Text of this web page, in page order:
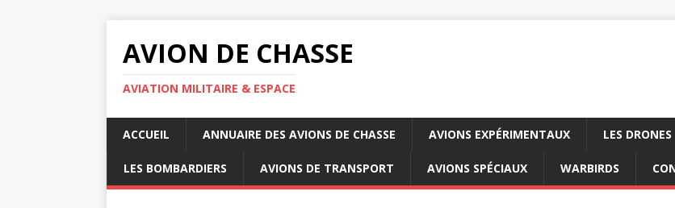
AVION DE CHASSE
AVIATION MILITAIRE & ESPACE
ACCUEIL ANNUAIRE DES AVIONS DE CHASSE AVIONS EXPÉRIMENTAUX LES DRONES
LES BOMBARDIERS AVIONS DE TRANSPORT AVIONS SPÉCIAUX WARBIRDS